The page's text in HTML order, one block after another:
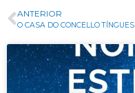
ANTERIOR